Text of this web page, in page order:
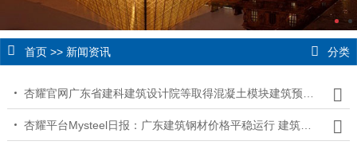
首页 >> 新闻资讯 分类
杏耀官网广东省建科建筑设计院等取得混凝土模块建筑预制双梁与预制双墙连接结构及施工方法专利
杏耀平台Mysteel日报：广东建筑钢材价格平稳运行 建筑信息成交价格暗降增加